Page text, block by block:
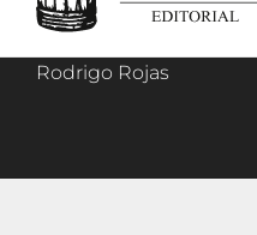
Rodrigo Rojas